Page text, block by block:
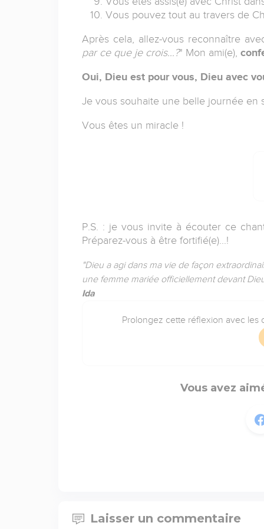
Vous pouvez tout au travers de
Après cela, allez-vous reconnaître
par ce que je crois…?" Mon ami(e),
Oui, Dieu est pour vous, Dieu avec
Je vous souhaite une belle journée en
Vous êtes un miracle !
P.S. : je vous invite à écouter ce
Préparez-vous à être fortifié(e)...!
"Dieu a agi dans ma vie de façon
une femme mariée officiellement devant
Ida
Prolongez cette réflexion avec les
Vous avez
Laisser un commentaire